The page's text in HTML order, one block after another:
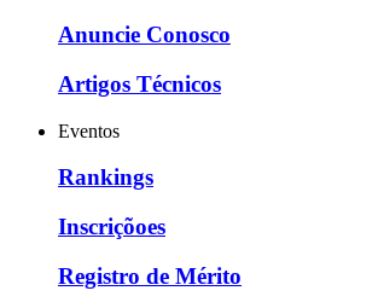
Anuncie Conosco
Artigos Técnicos
Eventos
Rankings
Inscriçõoes
Registro de Mérito